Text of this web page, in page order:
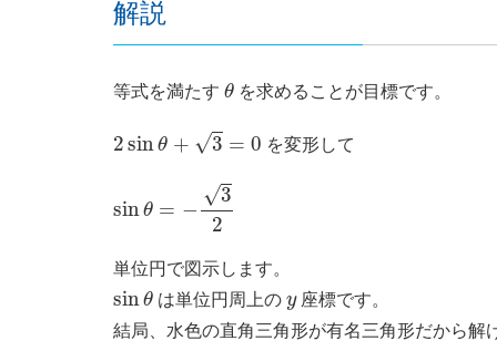
解説
等式を満たす θ
θ を求めることが目標です。
2sinθ + √3 = 0
sin 0
を変形して
sinθ = −
√3
2
単位円で図示します。
sinθ
sin θ は単位円周上のy
y座標です。
結局、水色の直角三角形が有名三角形だから解